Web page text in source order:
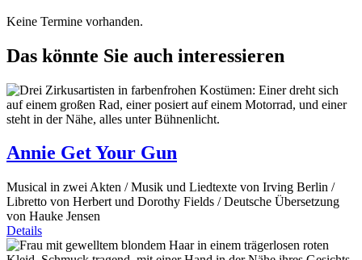
Keine Termine vorhanden.
Das könnte Sie auch interessieren
Annie Get Your Gun
Musical in zwei Akten / Musik und Liedtexte von Irving Berlin /
Libretto von Herbert und Dorothy Fields / Deutsche Übersetzung
von Hauke Jensen
Details